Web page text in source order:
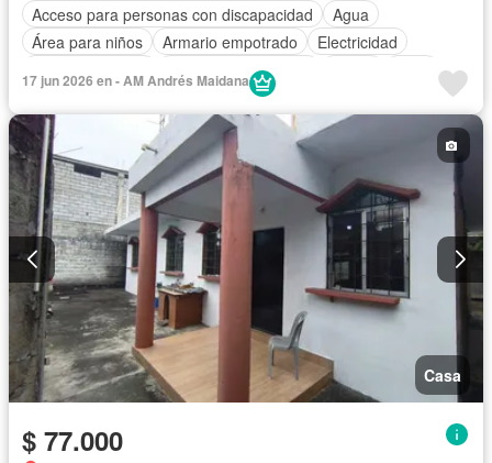
Acceso para personas con discapacidad
Agua
Área para niños
Armario empotrado
Electricidad
Garita de guardianía
Conserje
Sin amoblar
17 jun 2026 en - AM Andrés Maidana
Casa
$ 77.000